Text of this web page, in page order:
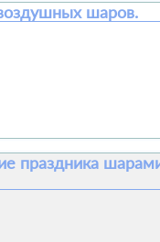
шаров.
праздника